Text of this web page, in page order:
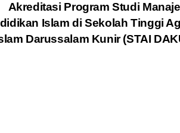
Akreditasi Program Studi
Islam di Sekolah Tinggi
Darussalam Kunir (STAI